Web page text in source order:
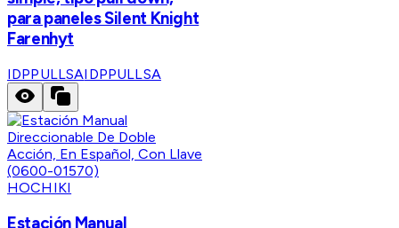
para paneles Silent Knight
Farenhyt
IDPPULLSAIDPPULLSA
HOCHIKI
Estación Manual